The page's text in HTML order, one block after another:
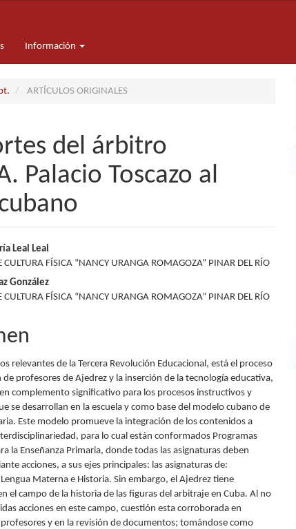
Información
ARTÍCULOS ORIGINALES
del árbitro
Palacio Toscazo al
Leal Leal
CULTURA FÍSICA “NANCY URANGA ROMAGOZA” PINAR DEL RÍO
González
CULTURA FÍSICA “NANCY URANGA ROMAGOZA” PINAR DEL RÍO
relevantes de la Tercera Revolución Educacional, está el proceso
profesores de Ajedrez y la inserción de la tecnología educativa,
complemento significativo para los procesos instructivos y
se desarrollan en la escuela y como base del modelo cubano de
Este modelo promueve la integración de los contenidos a
para lo cual están conformados Programas
la Enseñanza Primaria, donde todas las asignaturas deben
acciones, a sus ejes principales: las asignaturas de:
Materna e Historia. Sin embargo, el Ajedrez tiene
el campo de la historia de las figuras del arbitraje en Cuba. Al no
acciones en este campo, cuestión esta corroborada en
y en la revisión de documentos; tomándose como